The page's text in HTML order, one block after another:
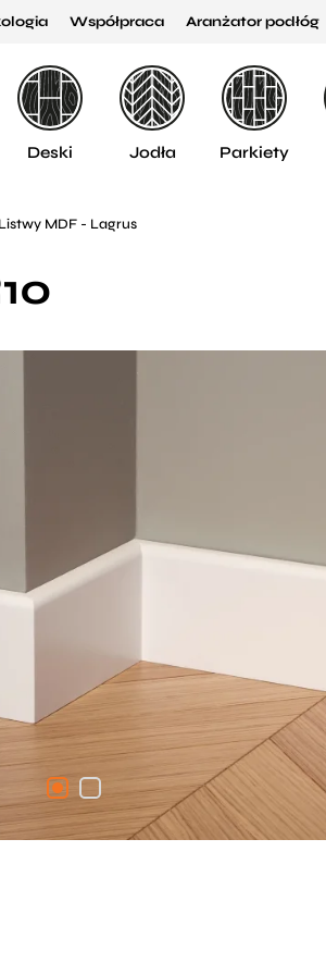
Współpraca Aranżator podłóg
Deski Jodła Parkiety
Listwy MDF - Lagrus